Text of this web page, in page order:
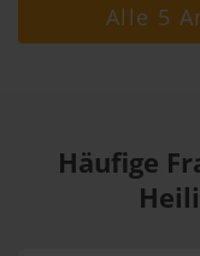
Alle 5
Häufige